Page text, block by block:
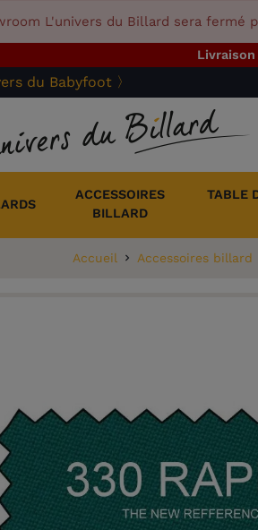
L'univers du Billard sera fermé
du Babyfoot 〉
ACCESSOIRES
BILLARD
TABLE
Accueil Accessoires billard